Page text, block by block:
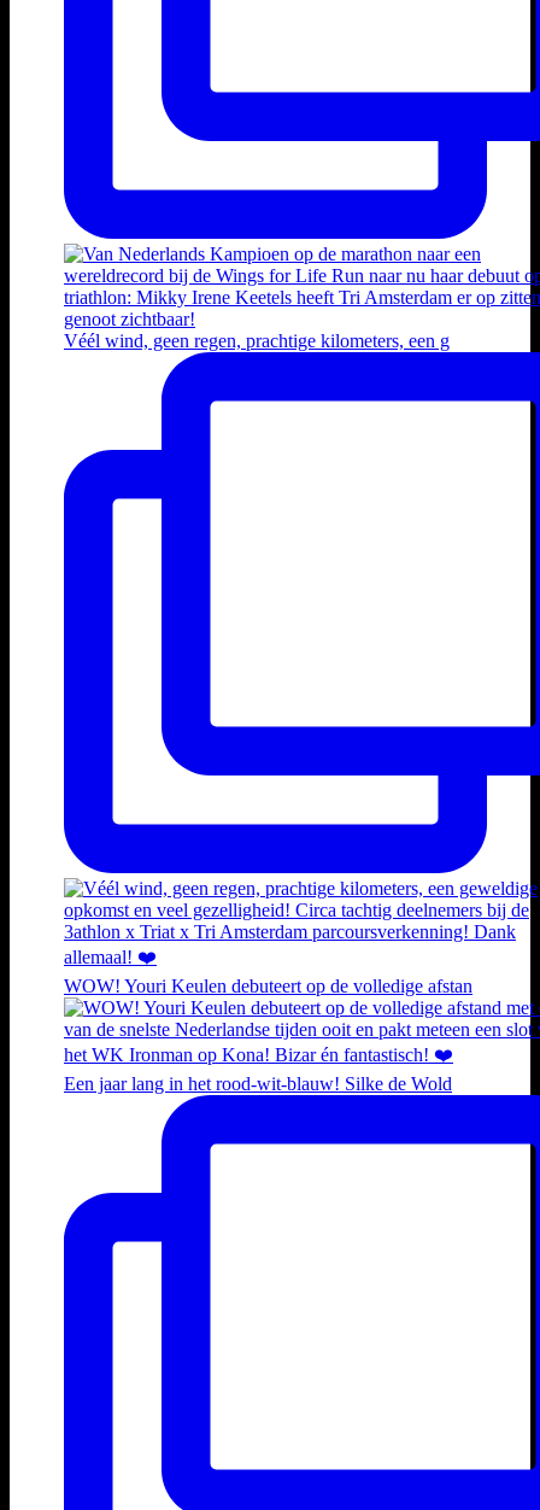
Véél wind, geen regen, prachtige kilometers, een g
WOW! Youri Keulen debuteert op de volledige afstan
Een jaar lang in het rood-wit-blauw! Silke de Wold